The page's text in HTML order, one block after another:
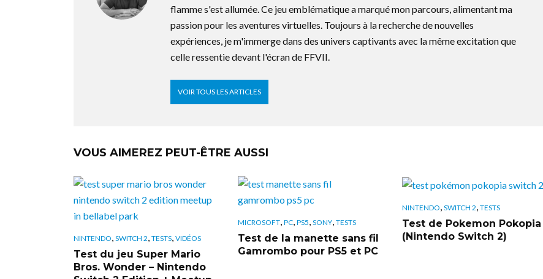
flamme s'est allumée. Ce jeu emblématique a marqué mon parcours, alimentant ma
passion pour les aventures virtuelles. Toujours à la recherche de nouvelles
expériences, je m'immerge dans des univers captivants avec la même excitation que
celle ressentie devant l'écran de FFVII.
VOIR TOUS LES ARTICLES
VOUS AIMEREZ PEUT-ÊTRE AUSSI
NINTENDO, SWITCH 2, TESTS, VIDÉOS
Test du jeu Super Mario
Bros. Wonder – Nintendo
MICROSOFT, PC, PS5, SONY, TESTS
Test de la manette sans fil
Gamrombo pour PS5 et PC
NINTENDO, SWITCH 2, TESTS
Test de Pokemon Pokopia
(Nintendo Switch 2)